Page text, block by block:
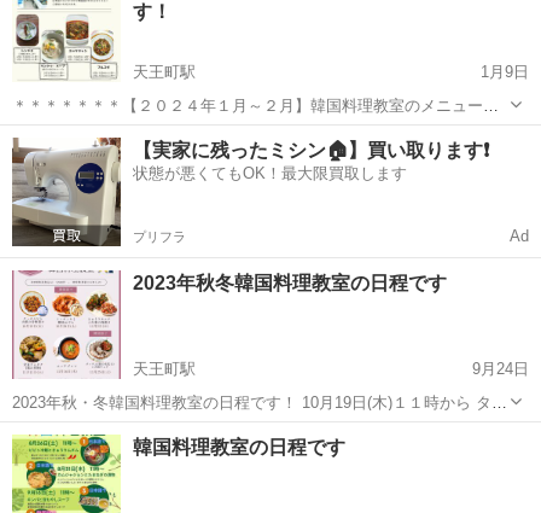
す！
天王町駅
1月9日
＊＊＊＊＊＊＊【２０２４年１月～２月】韓国料理教室のメニュー及
び日程 ＊＊＊＊＊＊＊ ● 1月25日(木) 11時～ トンチミ(大根の水キ
ムチ) ● 1月27日土) 11時～ トンチミ(大根の水キムチ) ● 2月1...
神奈川 横浜市 天王町駅 韓国料理 餃子
【実家に残ったミシン🏠】買い取ります❗️
状態が悪くてもOK！最大限買取します
プリフラ Ad
2023年秋冬韓国料理教室の日程です
天王町駅
9月24日
2023年秋・冬韓国料理教室の日程です！ 10月19日(木)１１時から タッ
カルビと大根の甘酢漬け 💝10月28日(土)１１時から トッポッキと韓国
おでん 11月2日(木)１１時から...
神奈川 横浜市 天王町駅 韓国料理
韓国料理教室の日程です